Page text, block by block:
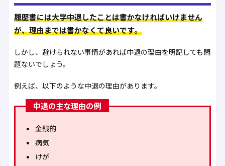
履歴書には大学中退したことは書かなければいけません
が、理由までは書かなくて良いです。
しかし、避けられない事情があれば中退の理由を明記しても問
題ないでしょう。
例えば、以下のような中退の理由があります。
中退の主な理由の例
金銭的
病気
けが